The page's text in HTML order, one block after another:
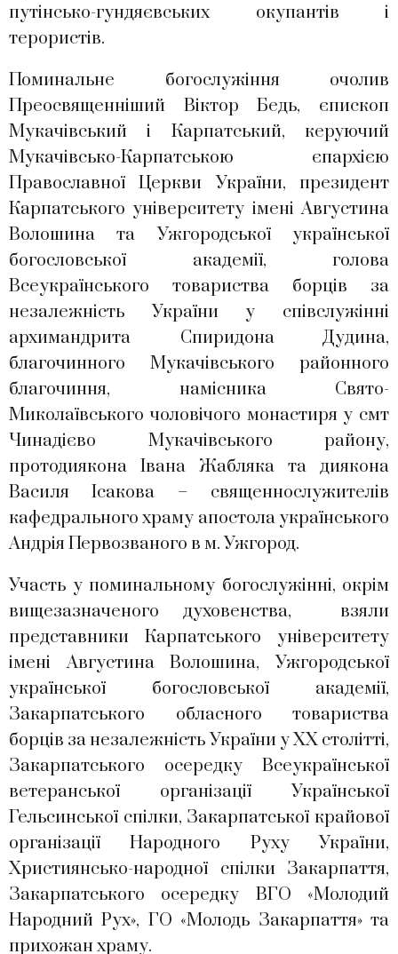
путінсько-гундяєвських окупантів і
терористів.
Поминальне богослужіння очолив
Преосвященніший Віктор Бедь, єпископ
Мукачівський і Карпатський, керуючий
Мукачівсько-Карпатською єпархією
Православної Церкви України, президент
Карпатського університету імені Августина
Волошина та Ужгородської української
богословської академії, голова
Всеукраїнського товариства борців за
незалежність України у співслужінні
архимандрита Спиридона Дудина,
благочинного Мукачівського районного
благочиння, намісника Свято-
Миколаївського чоловічого монастиря у смт
Чинадієво Мукачівського району,
протодиякона Івана Жабляка та диякона
Василя Ісакова – священнослужителів
кафедрального храму апостола українського
Андрія Первозваного в м. Ужгород.
Участь у поминальному богослужінні, окрім
вищезазначеного духовенства, взяли
представники Карпатського університету
імені Августина Волошина, Ужгородської
української богословської академії,
Закарпатського обласного товариства
борців за незалежність України у ХХ столітті,
Закарпатського осередку Всеукраїнської
ветеранської організації Української
Гельсинської спілки, Закарпатської крайової
організації Народного Руху України,
Християнсько-народної спілки Закарпаття,
Закарпатського осередку ВГО «Молодий
Народний Рух», ГО «Молодь Закарпаття» та
прихожан храму.